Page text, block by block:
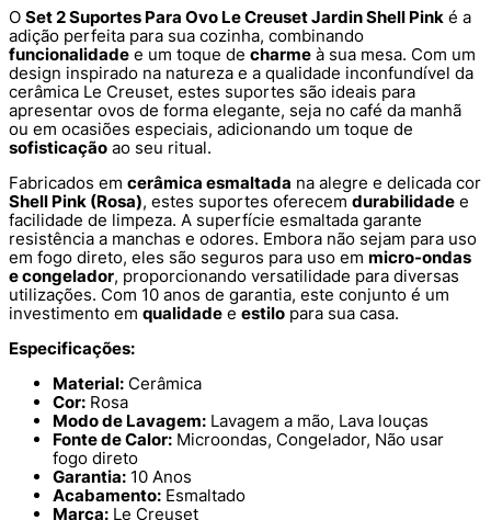
O Set 2 Suportes Para Ovo Le Creuset Jardin Shell Pink é a
adição perfeita para sua cozinha, combinando
funcionalidade e um toque de charme à sua mesa. Com um
design inspirado na natureza e a qualidade inconfundível da
cerâmica Le Creuset, estes suportes são ideais para
apresentar ovos de forma elegante, seja no café da manhã
ou em ocasiões especiais, adicionando um toque de
sofisticação ao seu ritual.
Fabricados em cerâmica esmaltada na alegre e delicada cor
Shell Pink (Rosa), estes suportes oferecem durabilidade e
facilidade de limpeza. A superfície esmaltada garante
resistência a manchas e odores. Embora não sejam para uso
em fogo direto, eles são seguros para uso em micro-ondas
e congelador, proporcionando versatilidade para diversas
utilizações. Com 10 anos de garantia, este conjunto é um
investimento em qualidade e estilo para sua casa.
Especificações:
Material: Cerâmica
Cor: Rosa
Modo de Lavagem: Lavagem a mão, Lava louças
Fonte de Calor: Microondas, Congelador, Não usar
fogo direto
Garantia: 10 Anos
Acabamento: Esmaltado
Marca: Le Creuset